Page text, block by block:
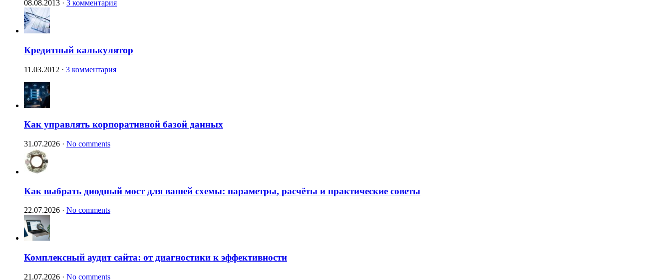
08.08.2013 · 3 комментария
Кредитный калькулятор
11.03.2012 · 3 комментария
Как управлять корпоративной базой данных
31.07.2026 · No comments
Как выбрать диодный мост для вашей схемы: параметры, расчёты и практические советы
22.07.2026 · No comments
Комплексный аудит сайта: от диагностики к эффективности
21.07.2026 · No comments